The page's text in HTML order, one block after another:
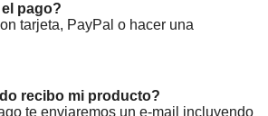
pago?
tarjeta, PayPal o hacer una
recibo mi producto?
te enviaremos un e-mail incluyendo